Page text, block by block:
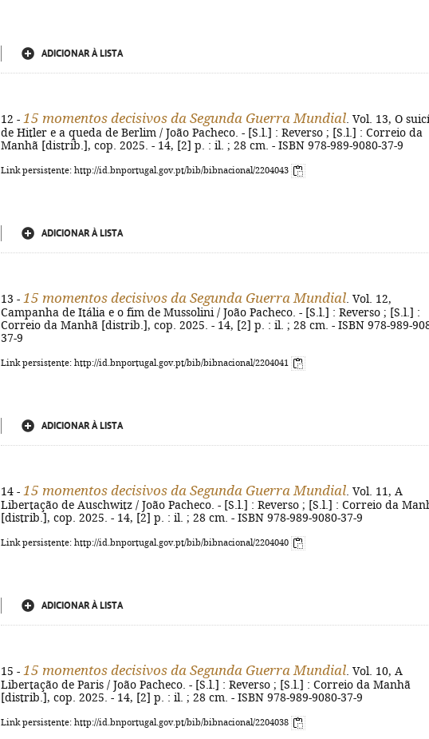
ADICIONAR À LISTA
12 - 15 momentos decisivos da Segunda Guerra Mundial . Vol. 13, O
de Hitler e a queda de Berlim / João Pacheco. - [S.l.] : Reverso ; [S.l.] : Correio da
Manhã [distrib.], cop. 2025. - 14, [2] p. : il. ; 28 cm. - ISBN 978-989-9080-37-9
Link persistente: http://id.bnportugal.gov.pt/bib/bibnacional/2204043
ADICIONAR À LISTA
13 - 15 momentos decisivos da Segunda Guerra Mundial . Vol. 12,
Campanha de Itália e o fim de Mussolini / João Pacheco. - [S.l.] : Reverso ; [S.l.] :
Correio da Manhã [distrib.], cop. 2025. - 14, [2] p. : il. ; 28 cm. - ISBN 978-989-
37-9
Link persistente: http://id.bnportugal.gov.pt/bib/bibnacional/2204041
ADICIONAR À LISTA
14 - 15 momentos decisivos da Segunda Guerra Mundial . Vol. 11, A
Libertação de Auschwitz / João Pacheco. - [S.l.] : Reverso ; [S.l.] : Correio da
[distrib.], cop. 2025. - 14, [2] p. : il. ; 28 cm. - ISBN 978-989-9080-37-9
Link persistente: http://id.bnportugal.gov.pt/bib/bibnacional/2204040
ADICIONAR À LISTA
15 - 15 momentos decisivos da Segunda Guerra Mundial . Vol. 10, A
Libertação de Paris / João Pacheco. - [S.l.] : Reverso ; [S.l.] : Correio da Manhã
[distrib.], cop. 2025. - 14, [2] p. : il. ; 28 cm. - ISBN 978-989-9080-37-9
Link persistente: http://id.bnportugal.gov.pt/bib/bibnacional/2204038